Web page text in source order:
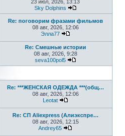
23 июл, 2026, 13:13
Sky Dolphins
Перейти к
Re: поговорим фразами фильмов
08 авг, 2026, 12:06
Элла77
Re: Смешные истории
08 авг, 2026, 9:28
seva100pol5
Перейти к
Re: ***ЖЕНСКАЯ ОДЕЖДА ***(общ…
08 авг, 2026, 12:06
Leotat
Re: СП Aliexpress (Алиэкспре…
08 авг, 2026, 12:15
Andrey65